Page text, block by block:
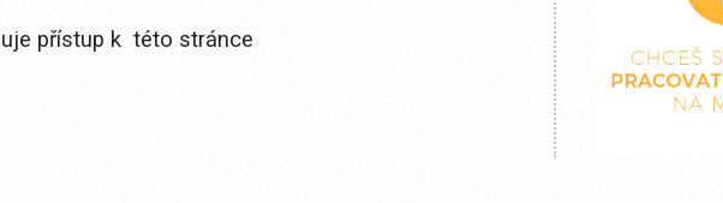
přístup k této stránce